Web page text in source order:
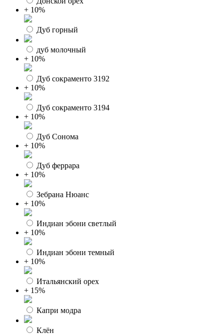
+ 10%
Дуб горный
дуб молочный
+ 10%
Дуб сокраменто 3192
+ 10%
Дуб сокраменто 3194
+ 10%
Дуб Сонома
+ 10%
Дуб феррара
+ 10%
Зебрана Нюанс
+ 10%
Индиан эбони светлый
+ 10%
Индиан эбони темный
+ 10%
Итальянский орех
+ 15%
Капри модра
Клён